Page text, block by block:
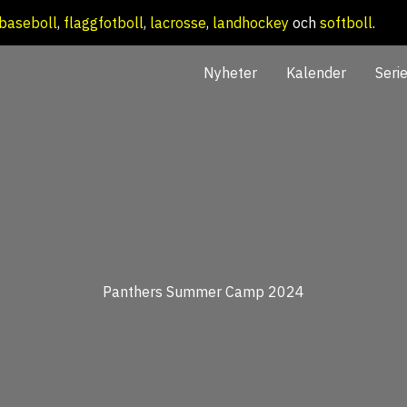
baseboll, flaggfotboll, lacrosse, landhockey och softboll.
Nyheter Kalender
Panthers Summer Camp 2024